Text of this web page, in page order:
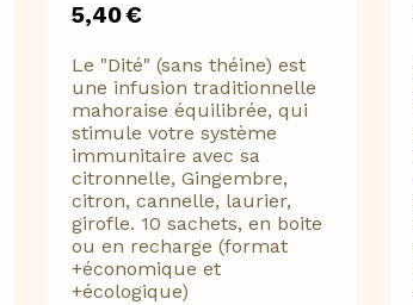
5,40€
Le "Dité" (sans théine) est
une infusion traditionnelle
mahoraise équilibrée, qui
stimule votre système
immunitaire avec sa
citronnelle, Gingembre,
citron, cannelle, laurier,
girofle. 10 sachets, en boite
ou en recharge (format
+économique et
+écologique)